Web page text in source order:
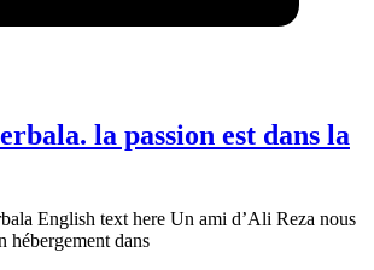
la passion est dans la
English text here Un ami d’Ali Reza nous
hébergement dans